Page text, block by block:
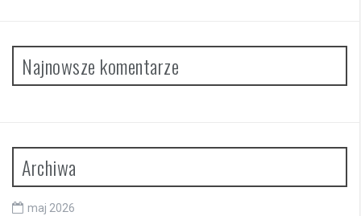
Najnowsze komentarze
Archiwa
maj 2026